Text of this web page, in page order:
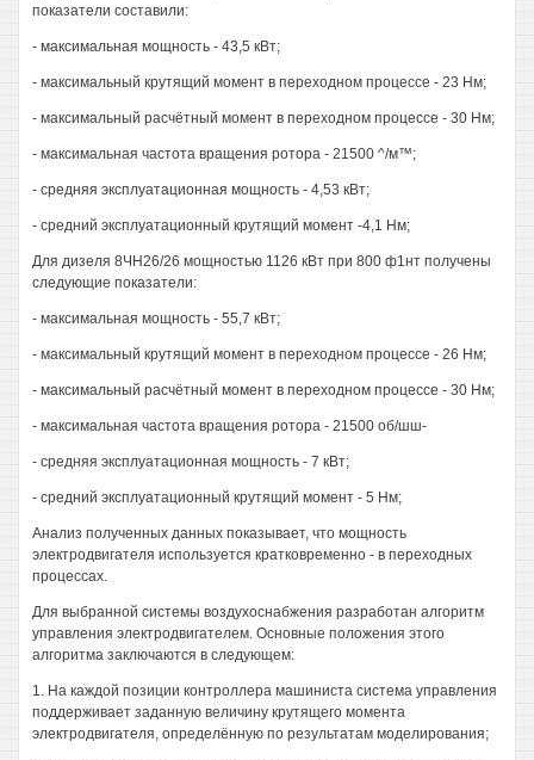
показатели составили:
- максимальная мощность - 43,5 кВт;
- максимальный крутящий момент в переходном процессе - 23 Нм;
- максимальный расчётный момент в переходном процессе - 30 Нм;
- максимальная частота вращения ротора - 21500 ^/м™;
- средняя эксплуатационная мощность - 4,53 кВт;
- средний эксплуатационный крутящий момент -4,1 Нм;
Для дизеля 8ЧН26/26 мощностью 1126 кВт при 800 ф1нт получены
следующие показатели:
- максимальная мощность - 55,7 кВт;
- максимальный крутящий момент в переходном процессе - 26 Нм;
- максимальный расчётный момент в переходном процессе - 30 Нм;
- максимальная частота вращения ротора - 21500 об/шш-
- средняя эксплуатационная мощность - 7 кВт;
- средний эксплуатационный крутящий момент - 5 Нм;
Анализ полученных данных показывает, что мощность
электродвигателя используется кратковременно - в переходных
процессах.
Для выбранной системы воздухоснабжения разработан алгоритм
управления электродвигателем. Основные положения этого
алгоритма заключаются в следующем:
1. На каждой позиции контроллера машиниста система управления
поддерживает заданную величину крутящего момента
электродвигателя, определённую по результатам моделирования;